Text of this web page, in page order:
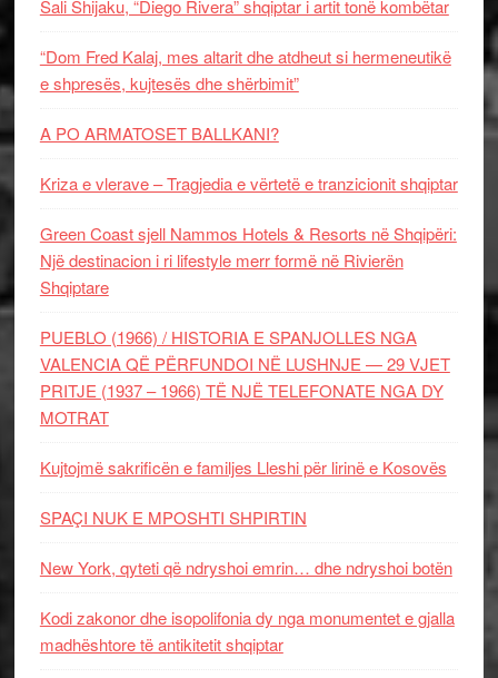
Sali Shijaku, “Diego Rivera” shqiptar i artit tonë kombëtar
“Dom Fred Kalaj, mes altarit dhe atdheut si hermeneutikë
e shpresës, kujtesës dhe shërbimit”
A PO ARMATOSET BALLKANI?
Kriza e vlerave – Tragjedia e vërtetë e tranzicionit shqiptar
Green Coast sjell Nammos Hotels & Resorts në Shqipëri:
Një destinacion i ri lifestyle merr formë në Rivierën
Shqiptare
PUEBLO (1966) / HISTORIA E SPANJOLLES NGA
VALENCIA QË PËRFUNDOI NË LUSHNJE — 29 VJET
PRITJE (1937 – 1966) TË NJË TELEFONATE NGA DY
MOTRAT
Kujtojmë sakrificën e familjes Lleshi për lirinë e Kosovës
SPAÇI NUK E MPOSHTI SHPIRTIN
New York, qyteti që ndryshoi emrin… dhe ndryshoi botën
Kodi zakonor dhe isopolifonia dy nga monumentet e gjalla
madhështore të antikitetit shqiptar